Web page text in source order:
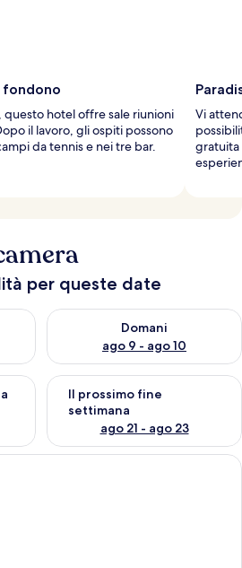
fondono
hotel offre sale riunioni
il lavoro, gli ospiti possono
da tennis e nei tre bar.
Vi
gratuita
per queste date
questa sera, ago 8 - ago 9
Domani
ago 9 - ago 10
Verifica la disponibilità per
questo fine settimana, ago 14 -
Il prossimo fine
settimana
ago 21 - ago 23
Verifica la disponibilità per il
Camera d'albergo con un letto, una